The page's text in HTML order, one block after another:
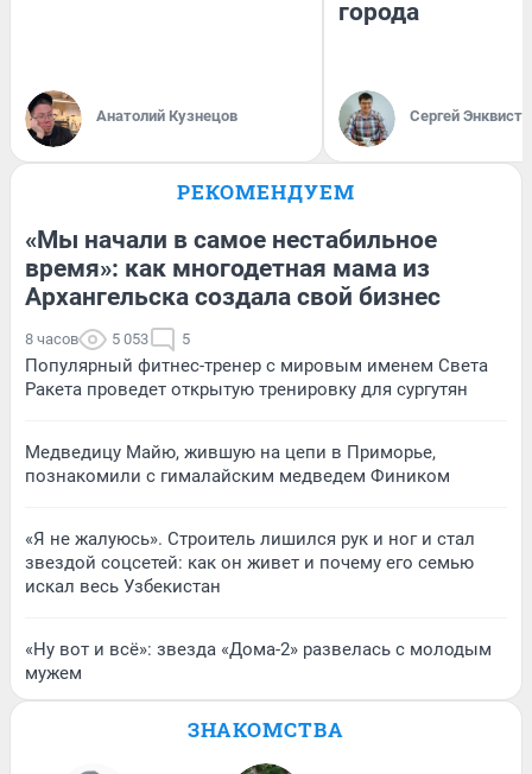
Анатолий Кузнецов
города
Сергей Энквист
РЕКОМЕНДУЕМ
«Мы начали в самое нестабильное
время»: как многодетная мама из
Архангельска создала свой бизнес
8 часов 5 053 5
Популярный фитнес-тренер с мировым именем Света
Ракета проведет открытую тренировку для сургутян
Медведицу Майю, жившую на цепи в Приморье,
познакомили с гималайским медведем Фиником
«Я не жалуюсь». Строитель лишился рук и ног и стал
звездой соцсетей: как он живет и почему его семью
искал весь Узбекистан
«Ну вот и всё»: звезда «Дома-2» развелась с молодым
мужем
ЗНАКОМСТВА